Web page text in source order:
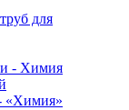
для
«Химия»